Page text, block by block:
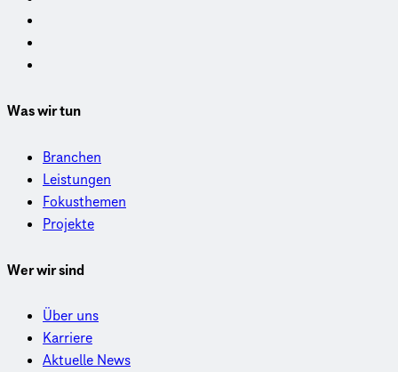
Was wir tun
Branchen
Leistungen
Fokusthemen
Projekte
Wer wir sind
Über uns
Karriere
Aktuelle News